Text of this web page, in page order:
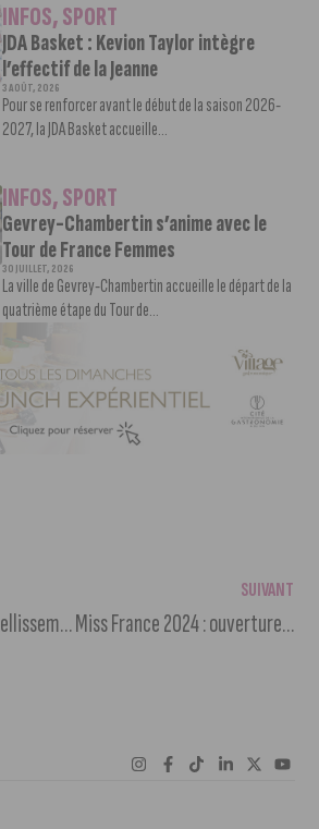
INFOS,SPORT
JDA Basket : Kevion Taylor intègre
l’effectif de la Jeanne
3 AOÛT, 2026
Pour se renforcer avant le début de la saison 2026-
2027, la JDA Basket accueille...
INFOS,SPORT
Gevrey-Chambertin s’anime avec le
Tour de France Femmes
30 JUILLET, 2026
La ville de Gevrey-Chambertin accueille le départ de la
quatrième étape du Tour de...
Travaux 2024 : l’embellissement de l’axe Monge-Bossuet
SUIVANT
Miss France 2024 : ouverture de la billetterie lundi 16 octobre à 18h